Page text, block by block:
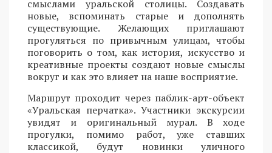
смыслами уральской столицы. Создавать
новые, вспоминать старые и дополнять
существующие. Желающих приглашают
прогуляться по привычным улицам, чтобы
поговорить о том, как история, искусство и
креативные проекты создают новые смыслы
вокруг и как это влияет на наше восприятие.
Маршрут проходит через паблик-арт-объект
«Уральская перчатка». Участники экскурсии
увидят и оригинальный мурал. В ходе
прогулки, помимо работ, уже ставших
классикой, будут новинки уличного